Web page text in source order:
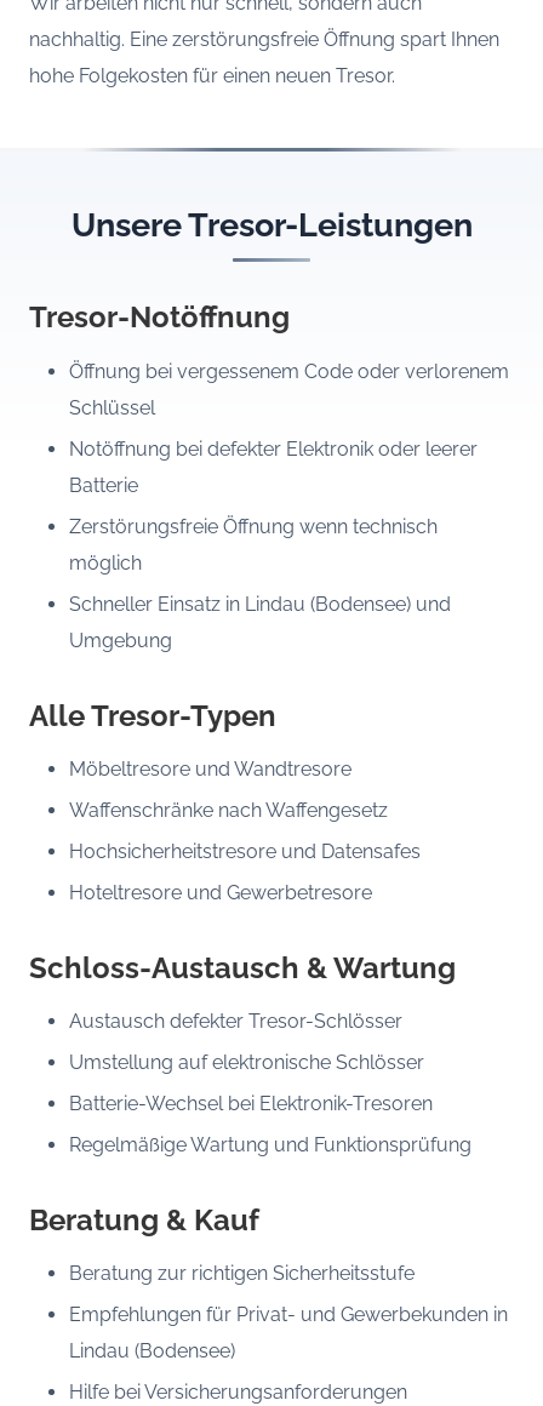
nachhaltig. Eine zerstörungsfreie Öffnung spart Ihnen
hohe Folgekosten für einen neuen Tresor.
Unsere Tresor-Leistungen
Tresor-Notöffnung
Öffnung bei vergessenem Code oder verlorenem
Schlüssel
Notöffnung bei defekter Elektronik oder leerer
Batterie
Zerstörungsfreie Öffnung wenn technisch
möglich
Schneller Einsatz in Lindau (Bodensee) und
Umgebung
Alle Tresor-Typen
Möbeltresore und Wandtresore
Waffenschränke nach Waffengesetz
Hochsicherheitstresore und Datensafes
Hoteltresore und Gewerbetresore
Schloss-Austausch & Wartung
Austausch defekter Tresor-Schlösser
Umstellung auf elektronische Schlösser
Batterie-Wechsel bei Elektronik-Tresoren
Regelmäßige Wartung und Funktionsprüfung
Beratung & Kauf
Beratung zur richtigen Sicherheitsstufe
Empfehlungen für Privat- und Gewerbekunden in
Lindau (Bodensee)
Hilfe bei Versicherungsanforderungen